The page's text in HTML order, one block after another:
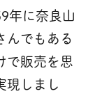
年に奈良山
んでもある
で販売を思
現しまし